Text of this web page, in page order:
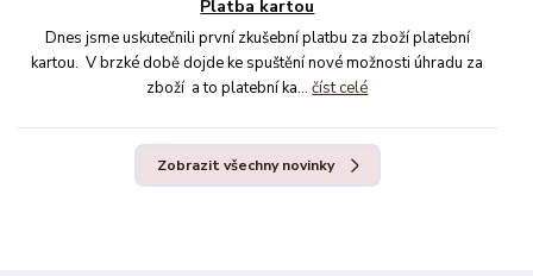
Platba kartou
Dnes jsme uskutečnili první zkušební platbu za zboží platební
kartou. V brzké době dojde ke spuštění nové možnosti úhradu za
zboží a to platební ka...číst celé
Zobrazit všechny novinky